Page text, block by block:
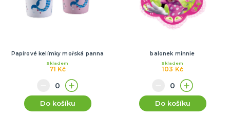
Papírové kelímky mořská panna
71 Kč
Skladem
Do košíku
balonek minnie
103 Kč
Skladem
Do košíku